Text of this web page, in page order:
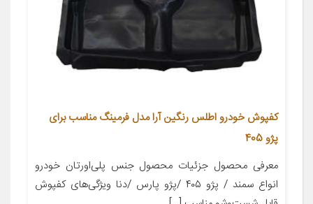
کفپوش خودرو اطلس رنگین آرا مدل فرمینگ مناسب برای
پژو 405
معرفی محصول جزئیات محصول جنس پلی‌اورتان خودرو
انواع سمند / پژو ۴۰۵ /پژو پارس /دنا ویژگی‌های کفپوش